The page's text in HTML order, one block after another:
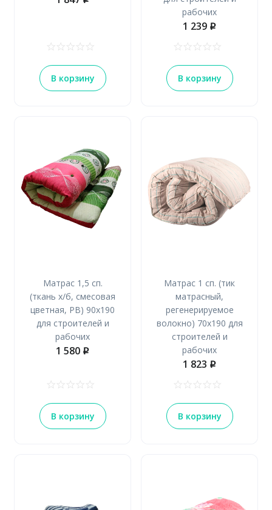
В корзину
рабочих
1 239 p
В корзину
Матрас 1,5 сп.
(ткань х/б, смесовая
цветная, РВ) 90х190
для строителей и
рабочих
1 580 p
В корзину
Матрас 1 сп. (тик
матрасный,
регенерируемое
волокно) 70х190 для
строителей и
рабочих
1 823 p
В корзину